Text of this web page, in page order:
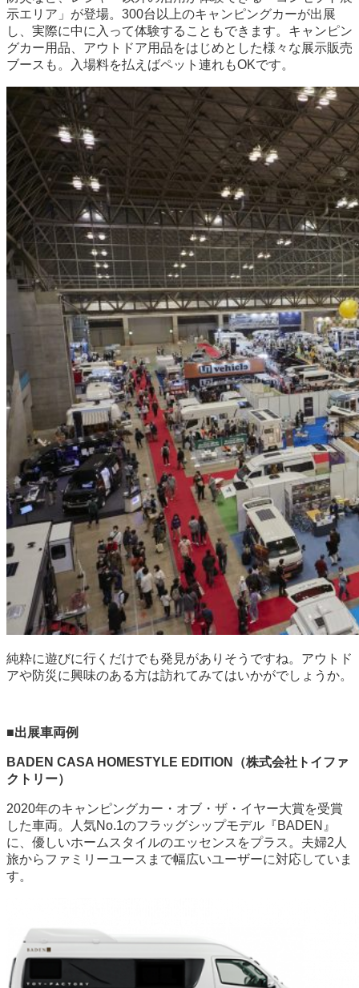
示エリア」が登場。300台以上のキャンピングカーが出展
し、実際に中に入って体験することもできます。キャンピン
グカー用品、アウトドア用品をはじめとした様々な展示販売
ブースも。入場料を払えばペット連れもOKです。
純粋に遊びに行くだけでも発見がありそうですね。アウトド
アや防災に興味のある方は訪れてみてはいかがでしょうか。
■出展車両例
BADEN CASA HOMESTYLE EDITION（株式会社トイファ
クトリー）
2020年のキャンピングカー・オブ・ザ・イヤー大賞を受賞
した車両。人気No.1のフラッグシップモデル『BADEN』
に、優しいホームスタイルのエッセンスをプラス。夫婦2人
旅からファミリーユースまで幅広いユーザーに対応していま
す。